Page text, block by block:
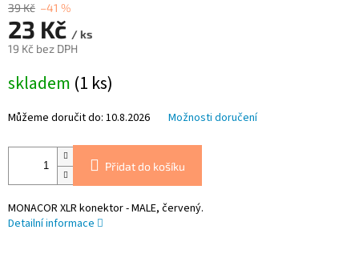
39 Kč –41 %
23 Kč / ks
19 Kč bez DPH
cena:
skladem (1 ks)
Můžeme doručit do: 10.8.2026 Možnosti doručení
Přidat do košíku
MONACOR XLR konektor - MALE, červený.
Detailní informace